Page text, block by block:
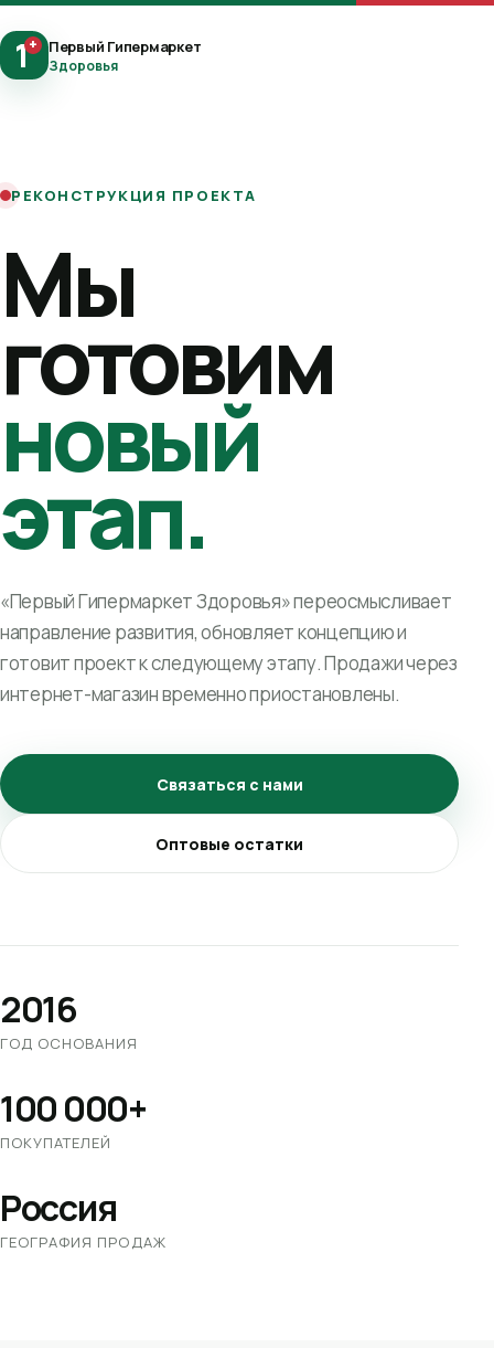
1+ Первый Гипермаркет
Здоровья
РЕКОНСТРУКЦИЯ ПРОЕКТА
Мы
готовим
новый
этап.
«Первый Гипермаркет Здоровья» переосмысливает
направление развития, обновляет концепцию и
готовит проект к следующему этапу. Продажи через
интернет-магазин временно приостановлены.
Связаться с нами
Оптовые остатки
2016
ГОД ОСНОВАНИЯ
100 000+
ПОКУПАТЕЛЕЙ
Россия
ГЕОГРАФИЯ ПРОДАЖ